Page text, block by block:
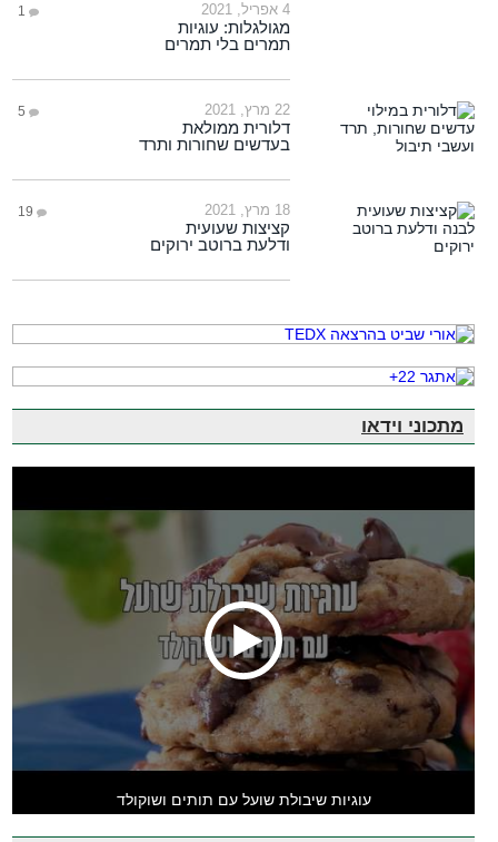
4 אפריל, 2021 1
מגולגלות: עוגיות
תמרים בלי תמרים
22 מרץ, 2021 5
דלורית ממולאת
בעדשים שחורות ותרד
18 מרץ, 2021 19
קציצות שעועית
ודלעת ברוטב ירוקים
מתכוני וידאו
עוגיות שיבולת שועל עם תותים ושוקולד